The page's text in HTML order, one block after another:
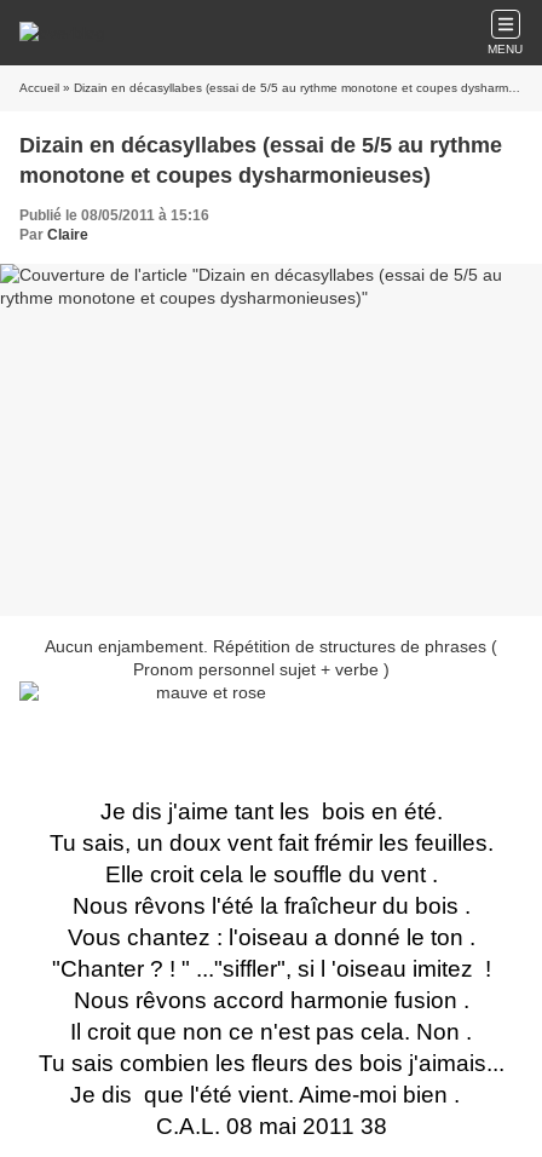
MENU
Accueil » Dizain en décasyllabes (essai de 5/5 au rythme monotone et coupes dysharmonieuses)
Dizain en décasyllabes (essai de 5/5 au rythme
monotone et coupes dysharmonieuses)
Publié le 08/05/2011 à 15:16
Par Claire
Aucun enjambement. Répétition de structures de phrases (
Pronom personnel sujet + verbe )
Je dis j'aime tant les bois en été.
Tu sais, un doux vent fait frémir les feuilles.
Elle croit cela le souffle du vent .
Nous rêvons l'été la fraîcheur du bois .
Vous chantez : l'oiseau a donné le ton .
"Chanter ? ! " ..."siffler", si l 'oiseau imitez !
Nous rêvons accord harmonie fusion .
Il croit que non ce n'est pas cela. Non .
Tu sais combien les fleurs des bois j'aimais...
Je dis que l'été vient. Aime-moi bien .
C.A.L. 08 mai 2011 38